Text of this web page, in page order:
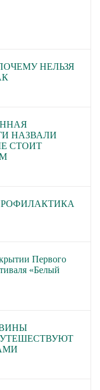
НЕЛЬЗЯ
НАЗВАЛИ
СТОИТ
Первого
«Белый